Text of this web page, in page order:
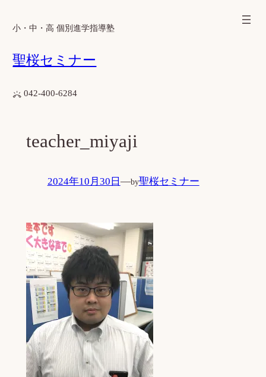
容
ス
小・中・高 個別進学指導塾
聖桜セミナー
042-400-6284
teacher_miyaji
2024年10月30日 —by聖桜セミナー